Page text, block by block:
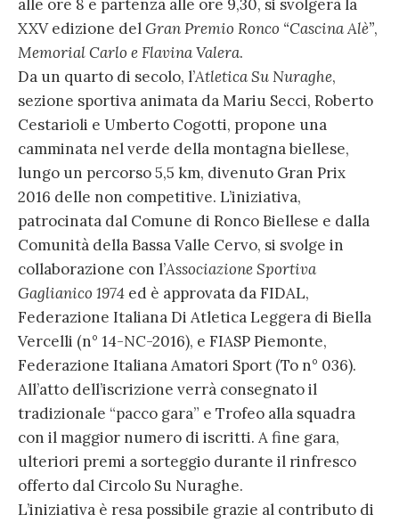
alle ore 8 e partenza alle ore 9,30, si svolgerà la
XXV edizione delGran Premio Ronco “Cascina Alè”,
Memorial Carlo e Flavina Valera.
Da un quarto di secolo, l’Atletica Su Nuraghe,
sezione sportiva animata da Mariu Secci, Roberto
Cestarioli e Umberto Cogotti, propone una
camminata nel verde della montagna biellese,
lungo un percorso 5,5 km, divenuto Gran Prix
2016 delle non competitive. L’iniziativa,
patrocinata dal Comune di Ronco Biellese e dalla
Comunità della Bassa Valle Cervo, si svolge in
collaborazione con l’Associazione Sportiva
Gaglianico 1974 ed è approvata da FIDAL,
Federazione Italiana Di Atletica Leggera di Biella
Vercelli (n° 14-NC-2016), e FIASP Piemonte,
Federazione Italiana Amatori Sport (To n° 036).
All’atto dell’iscrizione verrà consegnato il
tradizionale “pacco gara” e Trofeo alla squadra
con il maggior numero di iscritti. A fine gara,
ulteriori premi a sorteggio durante il rinfresco
offerto dal Circolo Su Nuraghe.
L’iniziativa è resa possibile grazie al contributo di